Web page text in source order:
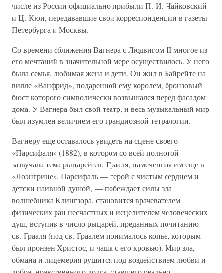
числе из России официально прибыли П. И. Чайковский
и Ц. Кюи, передававшие свои корреспонденции в газеты
Петербурга и Москвы.
Со времени сближения Вагнера с Людвигом II многое из
его мечтаний в значительной мере осуществилось. У него
была семья, любимая жена и дети. Он жил в Байрейте на
вилле «Ванфрид», подаренной ему королем, бронзовый
бюст которого символически возвышался перед фасадом
дома. У Вагнера был свой театр, и весь музыкальный мир
был изумлен величием его грандиозной тетралогии.
Вагнеру еще оставалось увидеть на сцене своего
«Парсифаля» (1882), в котором со всей полнотой
зазвучала тема рыцарей св. Грааля, намеченная им еще в
«Лоэнгрине». Парсифаль — герой с чистым сердцем и
детски наивной душой, — побеждает силы зла
волшебника Клингзора, становится врачевателем
физических ран несчастных и исцелителем человеческих
душ, вступив в число рыцарей, преданных почитанию
св. Грааля (под св. Граалем понималось копье, которым
был пронзен Христос, и чаша с его кровью). Мир зла,
обмана и лицемерия рушится под воздействием любви и